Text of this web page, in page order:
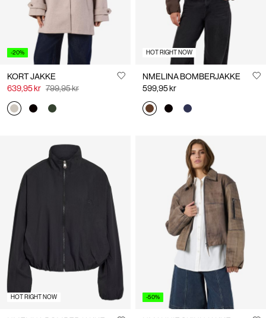
-20%
KORT JAKKE
639,95 kr 799,95 kr
HOT RIGHT NOW
NMELINA BOMBERJAKKE
599,95 kr
HOT RIGHT NOW -50%